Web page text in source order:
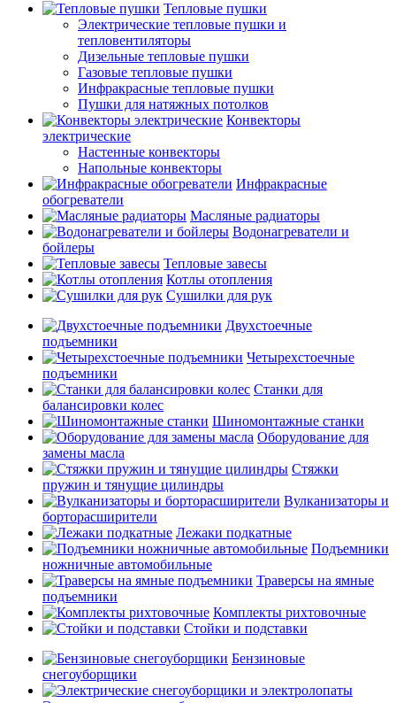
Тепловые пушки
Электрические тепловые пушки и
тепловентиляторы
Дизельные тепловые пушки
Газовые тепловые пушки
Инфракрасные тепловые пушки
Пушки для натяжных потолков
Конвекторы
электрические
Настенные конвекторы
Напольные конвекторы
Инфракрасные
обогреватели
Масляные радиаторы
Водонагреватели и
бойлеры
Тепловые завесы
Котлы отопления
Сушилки для рук
Двухстоечные
подъемники
Четырехстоечные
подъемники
Станки для
балансировки колес
Шиномонтажные станки
Оборудование для
замены масла
Стяжки
пружин и тянущие цилиндры
Вулканизаторы и
борторасширители
Лежаки подкатные
Подъемники
ножничные автомобильные
Траверсы на ямные
подъемники
Комплекты рихтовочные
Стойки и подставки
Бензиновые
снегоуборщики